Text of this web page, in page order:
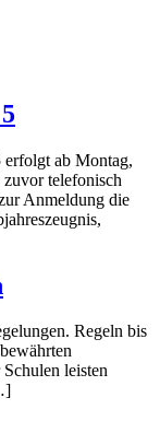
ab Montag,
telefonisch
Anmeldung die
Regeln bis
leisten